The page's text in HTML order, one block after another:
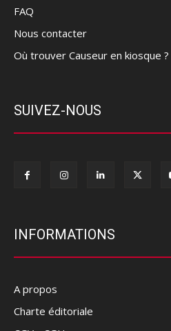
FAQ
Nous contacter
Où trouver Causeur en kiosque ?
SUIVEZ-NOUS
INFORMATIONS
A propos
Charte éditoriale